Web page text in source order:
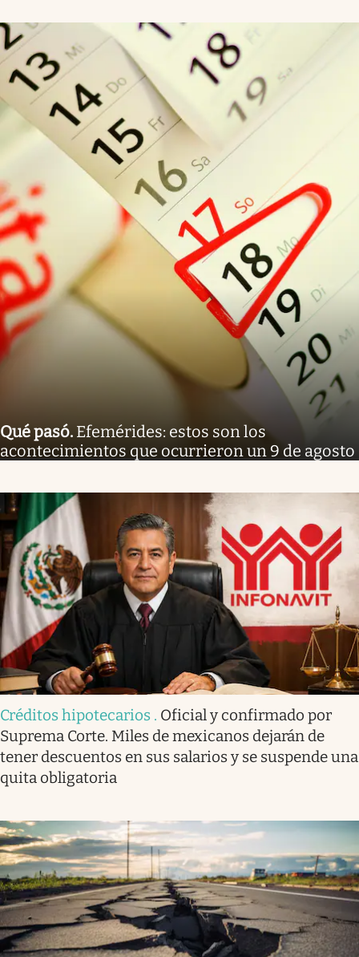
Qué pasó. Efemérides: estos son los
acontecimientos que ocurrieron un 9 de agosto
Créditos hipotecarios . Oficial y confirmado por
Suprema Corte. Miles de mexicanos dejarán de
tener descuentos en sus salarios y se suspende una
quita obligatoria